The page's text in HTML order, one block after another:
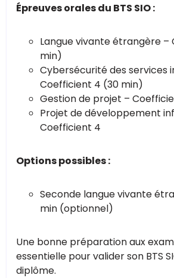
Épreuves orales du BTS SIO :
Langue vivante étrangère
min)
Cybersécurité des services
Coefficient 4 (30 min)
Gestion de projet –
Projet de développement
Coefficient 4
Options possibles :
Seconde langue vivante
min (optionnel)
Une bonne préparation aux
essentielle pour valider son BTS
diplôme​.